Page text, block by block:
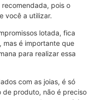
pois o
você a utilizar.
lotada, fica
mas é importante que
para realizar essa
com as joias, é só
de produto, não é preciso